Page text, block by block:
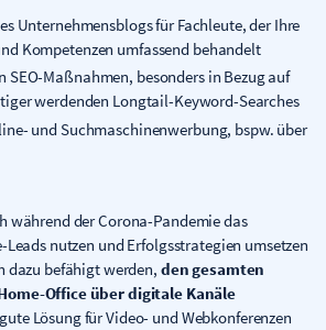
Unternehmensblogs für Fachleute, der Ihre
Kompetenzen umfassend behandelt
SEO-Maßnahmen, besonders in Bezug auf
werdenden Longtail-Keyword-Searches
und Suchmaschinenwerbung, bspw. über
während der Corona-Pandemie das
nutzen und Erfolgsstrategien umsetzen
dazu befähigt werden, den gesamten
Office über digitale Kanäle
Lösung für Video- und Webkonferenzen